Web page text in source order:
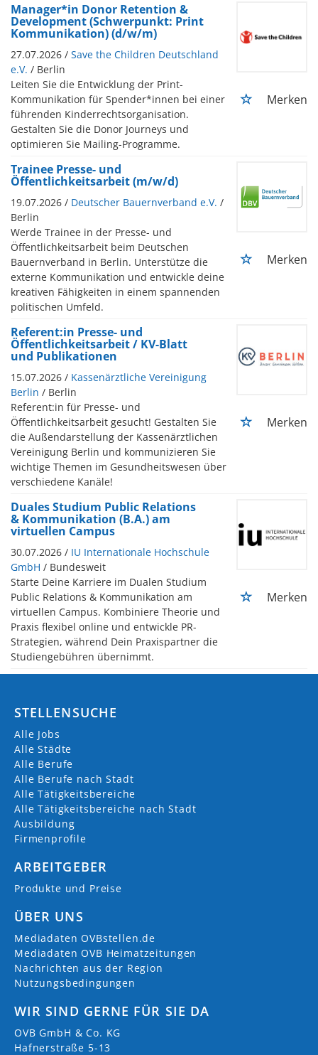
Manager*in Donor Retention &
Development (Schwerpunkt: Print
Kommunikation) (d/w/m)
27.07.2026 / Save the Children Deutschland
e.V. / Berlin
Leiten Sie die Entwicklung der Print-
Kommunikation für Spender*innen bei einer
führenden Kinderrechtsorganisation.
Gestalten Sie die Donor Journeys und
optimieren Sie Mailing-Programme.
Merken
Trainee Presse- und
Öffentlichkeitsarbeit (m/w/d)
19.07.2026 / Deutscher Bauernverband e.V. /
Berlin
Werde Trainee in der Presse- und
Öffentlichkeitsarbeit beim Deutschen
Bauernverband in Berlin. Unterstütze die
externe Kommunikation und entwickle deine
kreativen Fähigkeiten in einem spannenden
politischen Umfeld.
Merken
Referent:in Presse- und
Öffentlichkeitsarbeit / KV-Blatt
und Publikationen
15.07.2026 / Kassenärztliche Vereinigung
Berlin / Berlin
Referent:in für Presse- und
Öffentlichkeitsarbeit gesucht! Gestalten Sie
die Außendarstellung der Kassenärztlichen
Vereinigung Berlin und kommunizieren Sie
wichtige Themen im Gesundheitswesen über
verschiedene Kanäle!
Merken
Duales Studium Public Relations
& Kommunikation (B.A.) am
virtuellen Campus
30.07.2026 / IU Internationale Hochschule
GmbH / Bundesweit
Starte Deine Karriere im Dualen Studium
Public Relations & Kommunikation am
virtuellen Campus. Kombiniere Theorie und
Praxis flexibel online und entwickle PR-
Strategien, während Dein Praxispartner die
Studiengebühren übernimmt.
Merken
STELLENSUCHE
Alle Jobs
Alle Städte
Alle Berufe
Alle Berufe nach Stadt
Alle Tätigkeitsbereiche
Alle Tätigkeitsbereiche nach Stadt
Ausbildung
Firmenprofile
ARBEITGEBER
Produkte und Preise
ÜBER UNS
Mediadaten OVBstellen.de
Mediadaten OVB Heimatzeitungen
Nachrichten aus der Region
Nutzungsbedingungen
WIR SIND GERNE FÜR SIE DA
OVB GmbH & Co. KG
Hafnerstraße 5-13